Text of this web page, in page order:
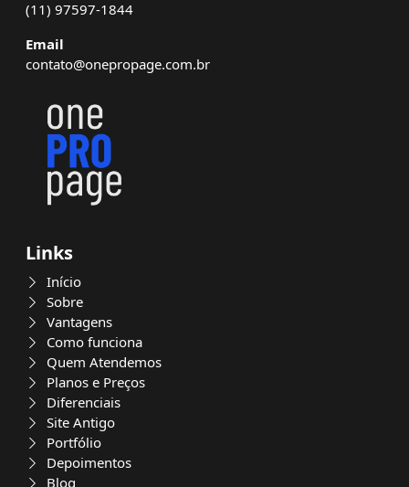
(11) 97597-1844
Email
contato@onepropage.com.br
Links
Início
Sobre
Vantagens
Como funciona
Quem Atendemos
Planos e Preços
Diferenciais
Site Antigo
Portfólio
Depoimentos
Blog